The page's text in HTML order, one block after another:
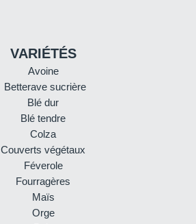
VARIÉTÉS
Avoine
Betterave sucrière
Blé dur
Blé tendre
Colza
Couverts végétaux
Féverole
Fourragères
Maïs
Orge